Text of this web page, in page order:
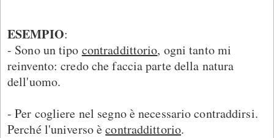
ESEMPIO:
- Sono un tipo contraddittorio, ogni tanto mi
reinvento: credo che faccia parte della natura
dell'uomo.
- Per cogliere nel segno è necessario contraddirsi.
Perché l'universo ècontraddittorio.